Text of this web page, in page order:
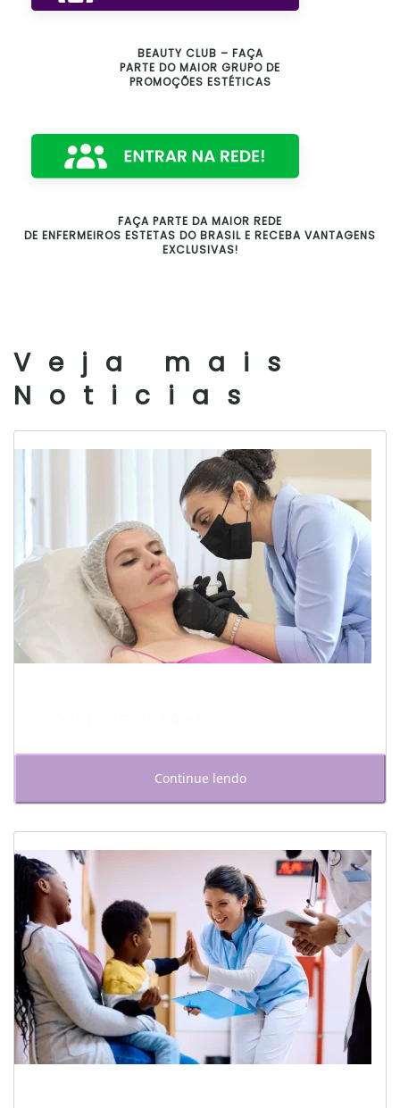
BEAUTY CLUB – FAÇA
PARTE DO MAIOR GRUPO DE
PROMOÇÕES ESTÉTICAS
FAÇA PARTE DA MAIOR REDE
DE ENFERMEIROS ESTETAS DO BRASIL E RECEBA VANTAGENS
EXCLUSIVAS!
Veja mais
Noticias
Continue lendo